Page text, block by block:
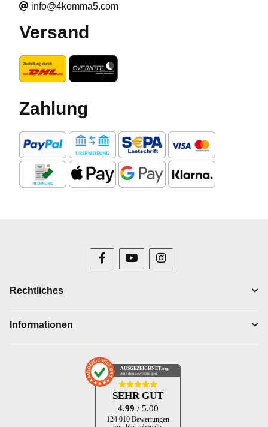
info@4komma5.com
Versand
Zahlung
Rechtliches
Informationen
AUSGEZEICHNET .org
Kundenbewertungen
SEHR GUT
4.99 / 5.00
124.010 Bewertungen